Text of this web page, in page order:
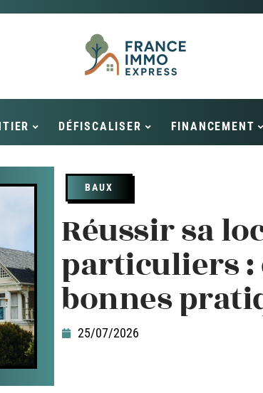
DÉFISCALISER FINANCEMENT
BAUX
Réussir sa
particuliers :
bonnes
25/07/2026